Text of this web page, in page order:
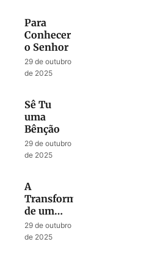
Para
Conhecer
o Senhor
29 de outubro
de 2025
Sê Tu
uma
Bênção
29 de outubro
de 2025
A
Transformação
de um
Fardo em
Canção
29 de outubro
de 2025